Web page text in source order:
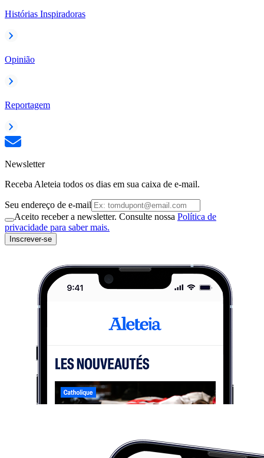
Histórias Inspiradoras
Opinião
Reportagem
Newsletter
Receba Aleteia todos os dias em sua caixa de e-mail.
Seu endereço de e-mail
Aceito receber a newsletter. Consulte nossa Política de
privacidade para saber mais.
Inscrever-se